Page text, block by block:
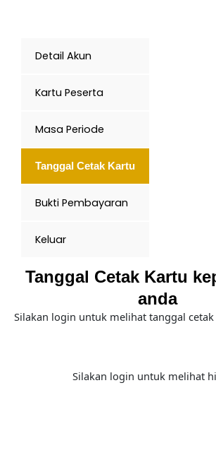
Detail Akun
Kartu Peserta
Masa Periode
Tanggal Cetak Kartu
Bukti Pembayaran
Keluar
Tanggal Cetak Kartu
anda
Silakan login untuk melihat tanggal
Silakan login untuk melihat